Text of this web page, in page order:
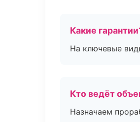
Какие
На ключевые
Кто ведёт
Назначаем